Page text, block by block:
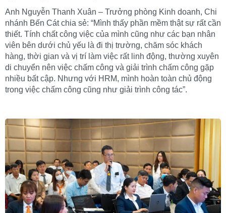
Anh Nguyễn Thanh Xuân – Trưởng phòng Kinh doanh, Chi
nhánh Bến Cát chia sẻ: “Mình thấy phần mềm thật sự rất cần
thiết. Tính chất công việc của mình cũng như các bạn nhân
viên bên dưới chủ yếu là đi thị trường, chăm sóc khách
hàng, thời gian và vị trí làm việc rất linh động, thường xuyên
di chuyển nên việc chấm công và giải trình chấm công gặp
nhiều bất cập. Nhưng với HRM, mình hoàn toàn chủ động
trong việc chấm công cũng như giải trình công tác”.